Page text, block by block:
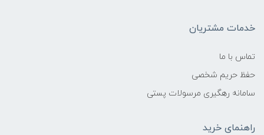
خدمات مشتریان
تماس با ما
حفظ حریم شخصی
سامانه رهگیری مرسولات پستی
راهنمای خرید